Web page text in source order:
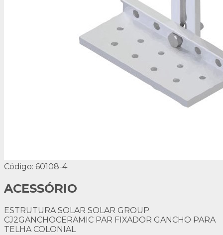
Código: 60108-4
ACESSÓRIO
ESTRUTURA SOLAR SOLAR GROUP
CJ2GANCHOCERAMIC PAR FIXADOR GANCHO PARA
TELHA COLONIAL